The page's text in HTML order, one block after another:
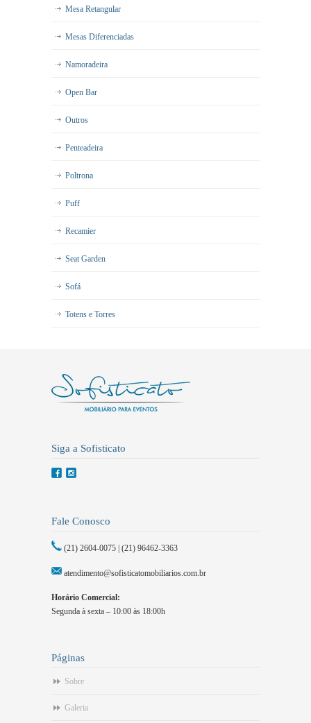
Mesa Retangular
Mesas Diferenciadas
Namoradeira
Open Bar
Outros
Penteadeira
Poltrona
Puff
Recamier
Seat Garden
Sofá
Totens e Torres
Siga a Sofisticato
Fale Conosco
(21) 2604-0075 | (21) 96462-3363
atendimento@sofisticatomobiliarios.com.br
Horário Comercial:
Segunda à sexta – 10:00 às 18:00h
Páginas
Sobre
Galeria